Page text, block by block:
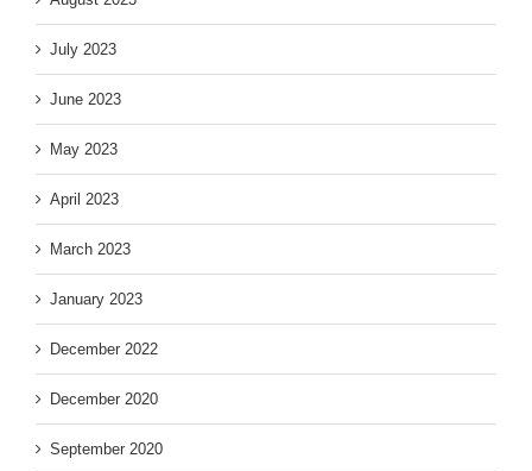
July 2023
June 2023
May 2023
April 2023
March 2023
January 2023
December 2022
December 2020
September 2020